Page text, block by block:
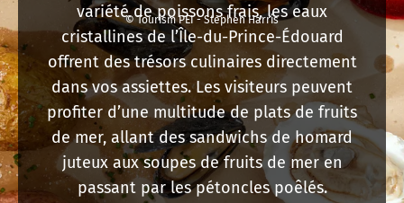
variété de poissons frais, les eaux
cristallines de l’Île-du-Prince-Édouard
offrent des trésors culinaires directement
dans vos assiettes. Les visiteurs peuvent
profiter d’une multitude de plats de fruits
de mer, allant des sandwichs de homard
juteux aux soupes de fruits de mer en
passant par les pétoncles poêlés.
© Tourism PEI - Stephen Harris